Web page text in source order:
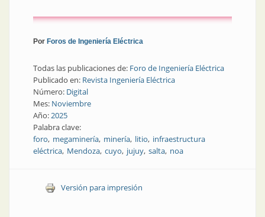
Por Foros de Ingeniería Eléctrica
Todas las publicaciones de: Foro de Ingeniería Eléctrica
Publicado en: Revista Ingeniería Eléctrica
Número: Digital
Mes: Noviembre
Año:2025
Palabra clave:
foro megaminería minería litio infraestructura
eléctrica Mendoza cuyo jujuy salta noa
Versión para impresión